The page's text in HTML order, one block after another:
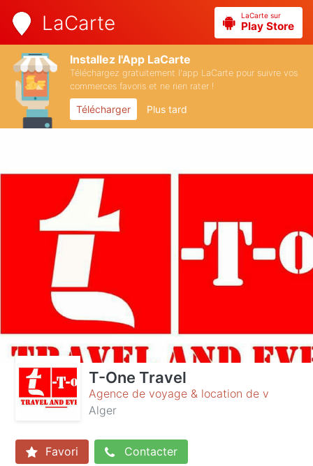
LaCarte LaCarte sur
Play Store
Installez l'App LaCarte
Téléchargez gratuitement l'app LaCarte pour suivre vos
commerces favoris et ne rien rater !
Télécharger Plus tard
T-One Travel
Agence de voyage & location de v
Alger
Favori Contacter